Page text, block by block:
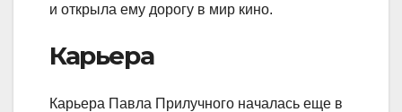
и открыла ему дорогу в мир кино.
Карьера
Карьера Павла Прилучного началась еще в